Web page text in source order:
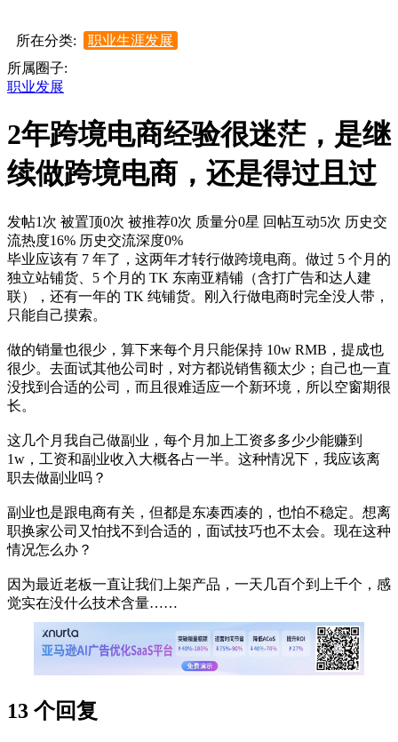
所在分类:
职业生涯发展
所属圈子:
职业发展
2年跨境电商经验很迷茫，是继
续做跨境电商，还是得过且过
发帖1次 被置顶0次 被推荐0次 质量分0星 回帖互动5次 历史交
流热度16% 历史交流深度0%
毕业应该有 7 年了，这两年才转行做跨境电商。做过 5 个月的
独立站铺货、5 个月的 TK 东南亚精铺（含打广告和达人建
联），还有一年的 TK 纯铺货。刚入行做电商时完全没人带，
只能自己摸索。
做的销量也很少，算下来每个月只能保持 10w RMB，提成也
很少。去面试其他公司时，对方都说销售额太少；自己也一直
没找到合适的公司，而且很难适应一个新环境，所以空窗期很
长。
这几个月我自己做副业，每个月加上工资多多少少能赚到
1w，工资和副业收入大概各占一半。这种情况下，我应该离
职去做副业吗？
副业也是跟电商有关，但都是东凑西凑的，也怕不稳定。想离
职换家公司又怕找不到合适的，面试技巧也不太会。现在这种
情况怎么办？
因为最近老板一直让我们上架产品，一天几百个到上千个，感
觉实在没什么技术含量……
13 个回复